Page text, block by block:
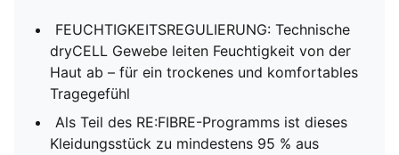
FEUCHTIGKEITSREGULIERUNG: Technische
dryCELL Gewebe leiten Feuchtigkeit von der
Haut ab – für ein trockenes und komfortables
Tragegefühl
Als Teil des RE:FIBRE-Programms ist dieses
Kleidungsstück zu mindestens 95 % aus